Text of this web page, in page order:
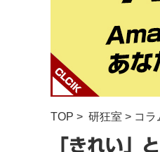
TOP > 研狂室 > コラ
「きれい」